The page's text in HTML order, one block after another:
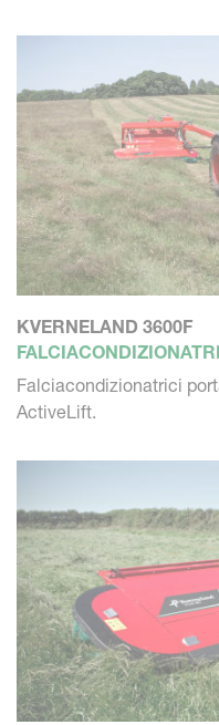
KVERNELAND 3600F
Falciacondizionatrici
ActiveLift.